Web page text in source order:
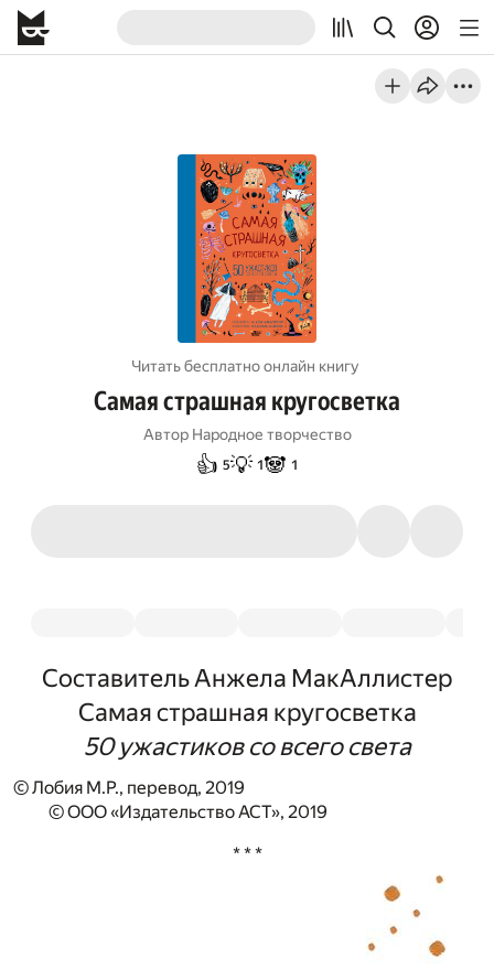
Читать бесплатно онлайн книгу
Самая страшная кругосветка
Автор Народное творчество
👍 5💡 1🐼 1
Составитель Анжела МакАллистер
Самая страшная кругосветка
50 ужастиков со всего света
© Лобия М.Р., перевод, 2019
© ООО «Издательство АСТ», 2019
* * *